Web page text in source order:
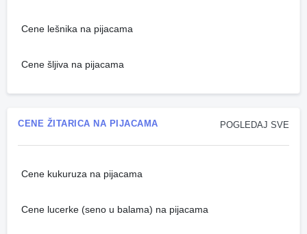
Cene lešnika na pijacama
Cene šljiva na pijacama
POGLEDAJ SVE
CENE ŽITARICA NA PIJACAMA
Cene kukuruza na pijacama
Cene lucerke (seno u balama) na pijacama